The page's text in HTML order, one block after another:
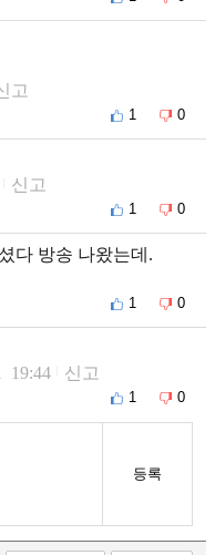
고
1 0
신고
1 0
다 방송 나왔는데.
1 0
19:44 신고
1 0
등록